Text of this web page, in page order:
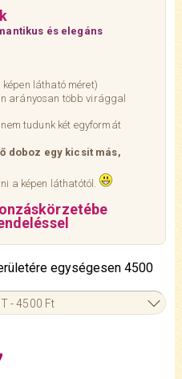
és elegáns
látható méret)
arányosan több virággal
tudunk két egyformát
doboz egy kicsit más,
a képen láthatótól.
egységesen 4500
- 4500 Ft